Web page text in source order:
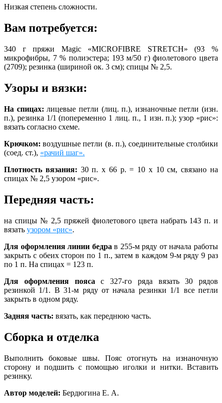
Низкая степень сложности.
Вам потребуется:
340 г пряжи Magic «MICROFIBRE STRETCH» (93 %
микрофибры, 7 % полиэстера; 193 м/50 г) фиолетового цвета
(2709); резинка (шириной ок. 3 см); спицы № 2,5.
Узоры и вязки:
На спицах: лицевые петли (лиц. п.), изнаночные петли (изн.
п.), резинка 1/1 (попеременно 1 лиц. п., 1 изн. п.); узор «рис»:
вязать согласно схеме.
Крючком: воздушные петли (в. п.), соединительные столбики
(соед. ст.), «рачий шаг».
Плотность вязания: 30 п. х 66 р. = 10 х 10 см, связано на
спицах № 2,5 узором «рис».
Передняя часть:
на спицы № 2,5 пряжей фиолетового цвета набрать 143 п. и
вязать узором «рис».
Для оформления линии бедра в 255-м ряду от начала работы
закрыть с обеих сторон по 1 п., затем в каждом 9-м ряду 9 раз
по 1 п. На спицах = 123 п.
Для оформления пояса с 327-го ряда вязать 30 рядов
резинкой 1/1. В 31-м ряду от начала резинки 1/1 все петли
закрыть в одном ряду.
Задняя часть: вязать, как переднюю часть.
Сборка и отделка
Выполнить боковые швы. Пояс отогнуть на изнаночную
сторону и подшить с помощью иголки и нитки. Вставить
резинку.
Автор моделей: Бердюгина Е. А.